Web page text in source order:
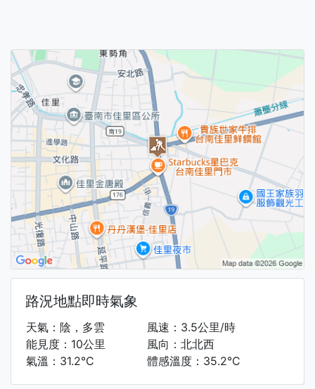
路況地點即時氣象
天氣：陰，多雲
能見度：10公里
氣溫：31.2°C
風速：3.5公里/時
風向：北北西
體感溫度：35.2°C